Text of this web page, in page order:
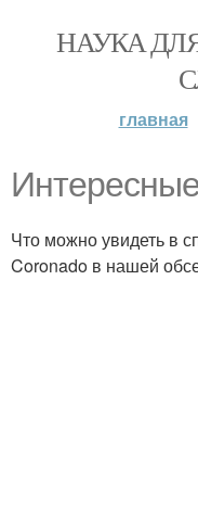
НАУКА
главная
Что можно увидеть в
Coronado в нашей